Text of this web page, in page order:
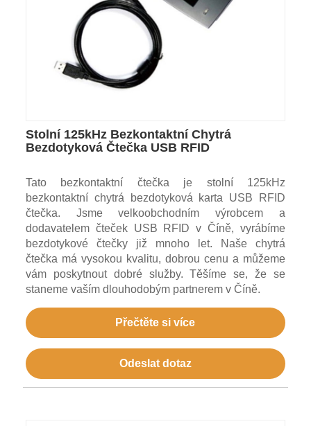
Stolní 125kHz Bezkontaktní Chytrá
Bezdotyková Čtečka USB RFID
Tato bezkontaktní čtečka je stolní 125kHz
bezkontaktní chytrá bezdotyková karta USB RFID
čtečka. Jsme velkoobchodním výrobcem a
dodavatelem čteček USB RFID v Číně, vyrábíme
bezdotykové čtečky již mnoho let. Naše chytrá
čtečka má vysokou kvalitu, dobrou cenu a můžeme
vám poskytnout dobré služby. Těšíme se, že se
staneme vaším dlouhodobým partnerem v Číně.
Přečtěte si více
Odeslat dotaz